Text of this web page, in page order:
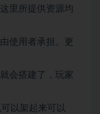
里所提供资源均
使用者承担。更
会搭建了，玩家
以架起来可以